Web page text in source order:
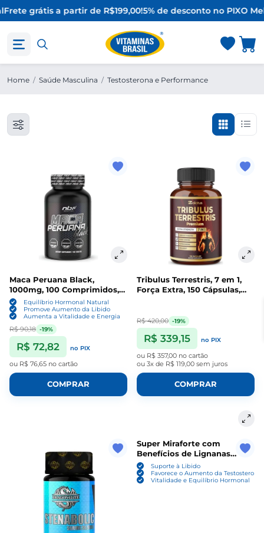
Frete grátis a partir de R$199,00!5% de desconto no PIXO
Home / Saúde Masculina / Testosterona e Performance
Maca Peruana Black,
1000mg, 100 Comprimidos,
NBF Nutrition
Equilíbrio Hormonal Natural
Promove Aumento da Libido
Aumenta a Vitalidade e Energia
R$ 90,18 -19%
R$ 72,82 no PIX
ou R$ 76,65 no cartão
COMPRAR
Tribulus Terrestris, 7 em 1,
Força Extra, 150 Cápsulas,
R$ 420,00 -19%
R$ 339,15 no PIX
ou R$ 357,00 no cartão
ou 3x de R$ 119,00 sem juros
COMPRAR
Super Miraforte com
Benefícios de Lignanas
Padronizadas, 120 Cápsulas,
Life Extension
Suporte à Libido
Favorece o Aumento da Testosterona
Vitalidade e Equilíbrio Hormonal